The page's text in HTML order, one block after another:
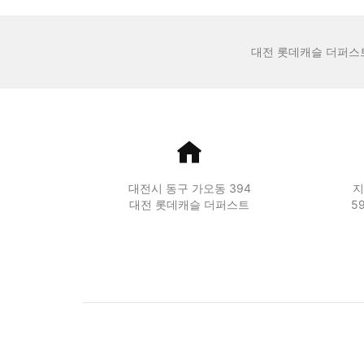
대전 롯데캐슬 더퍼스
대전시 동구 가오동 394
대전 롯데캐슬 더퍼스트